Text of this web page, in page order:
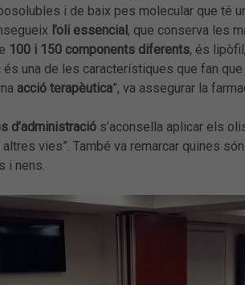
i de baix pes molecular que té
l’oli essencial, que conserva les
100 i 150 components diferents, és
una de les característiques que fan
acció terapèutica”, va assegurar la
d’administraciós’aconsella aplicar els
vies”. També va remarcar quines
i nens.